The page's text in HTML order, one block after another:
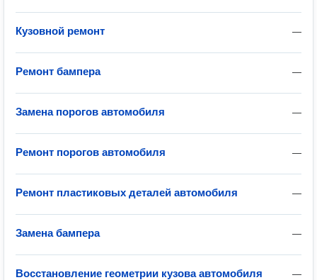
—
Кузовной ремонт
—
Ремонт бампера
—
Замена порогов автомобиля
—
Ремонт порогов автомобиля
—
Ремонт пластиковых деталей автомобиля
—
Замена бампера
—
Восстановление геометрии кузова автомобиля